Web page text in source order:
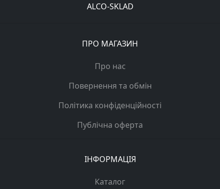
ALCO-SKLAD
ПРО МАГАЗИН
Про нас
Повернення та обмін
Політика конфіденційності
Публічна оферта
ІНФОРМАЦІЯ
Каталог